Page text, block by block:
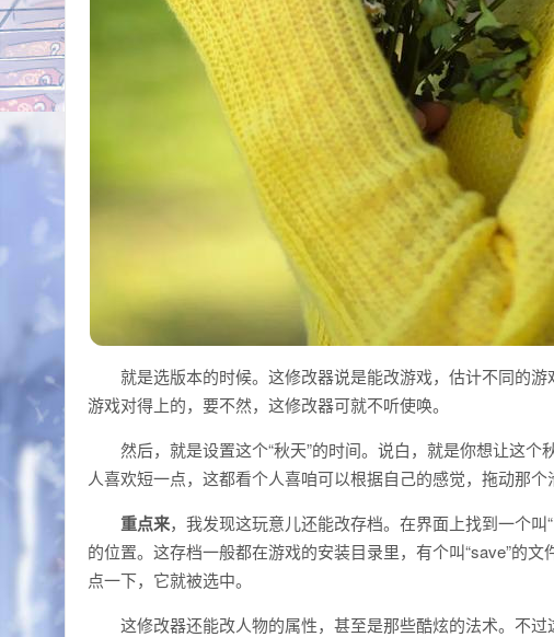
就是选版本的时候。这修改器说是能改游戏，估计不同的
游戏对得上的，要不然，这修改器可就不听使唤。
然后，就是设置这个“秋天”的时间。说白，就是你想让这
人喜欢短一点，这都看个人喜咱可以根据自己的感觉，拖动那
重点来，我发现这玩意儿还能改存档。在界面上找到一个
的位置。这存档一般都在游戏的安装目录里，有个叫“save”的
点一下，它就被选中。
这修改器还能改人物的属性，甚至是那些酷炫的法术。不